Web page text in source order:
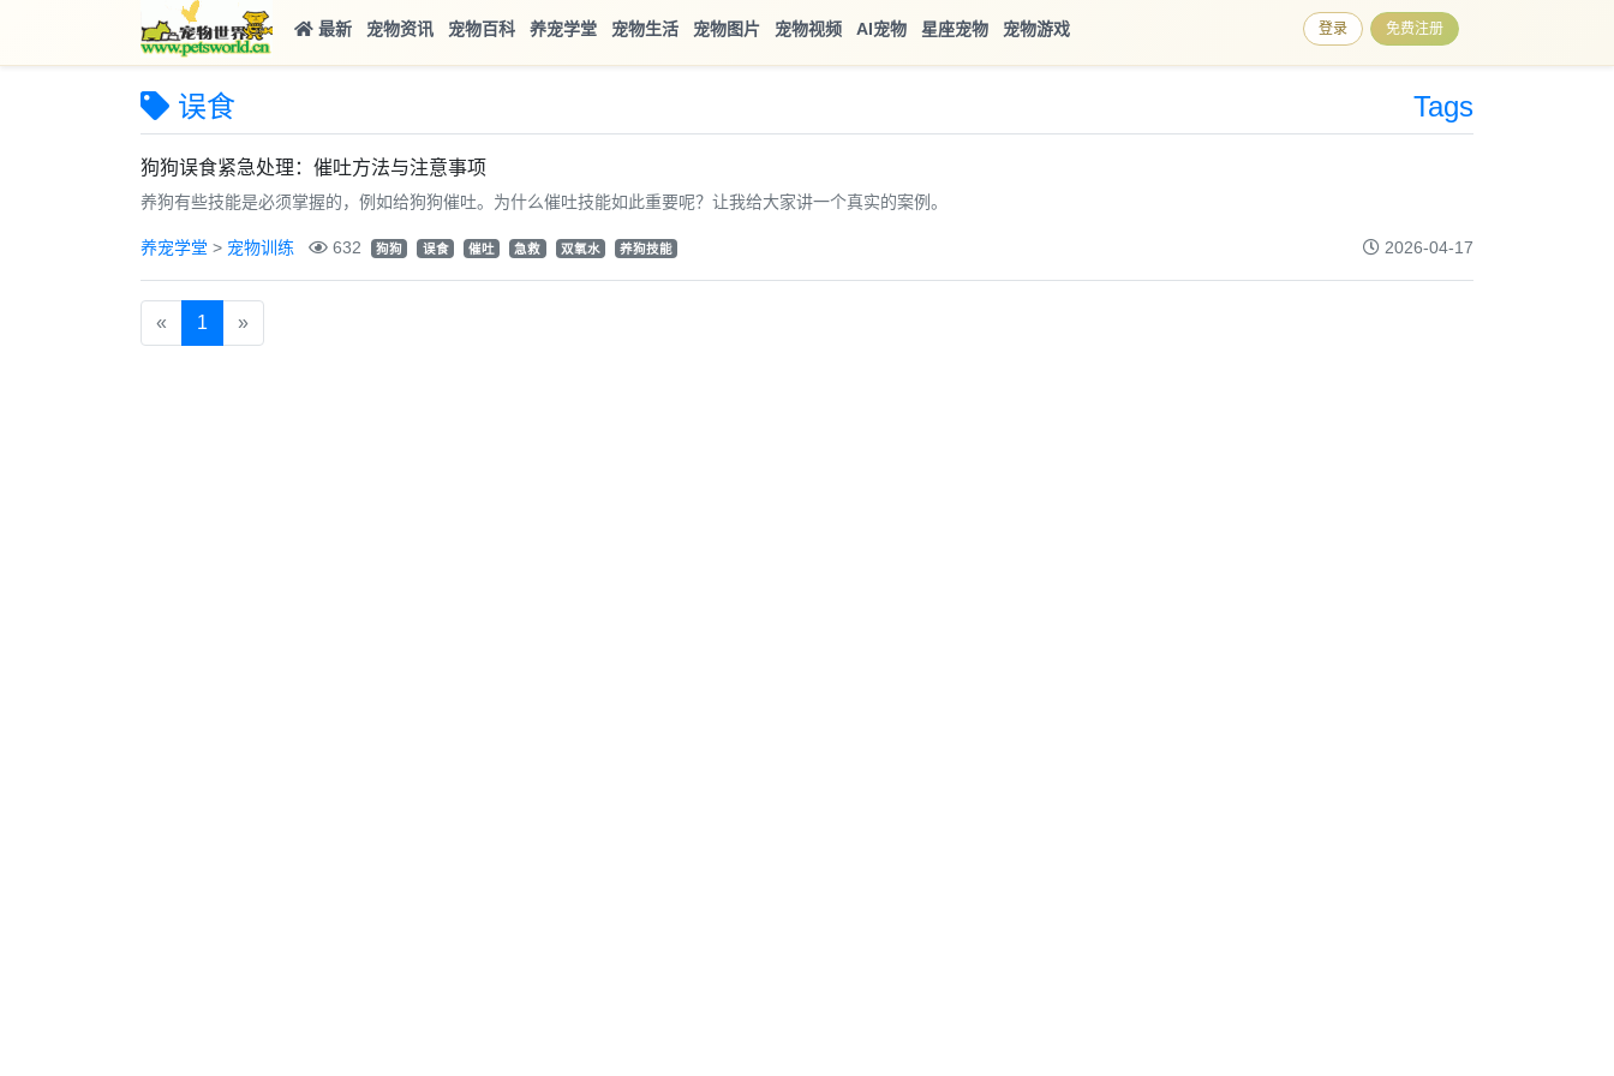
最新 宠物资讯 宠物百科 养宠学堂 宠物生活 宠物图片 宠物视频 AI宠物 星座宠物 宠物游戏 登录 免费注册
误食 Tags
狗狗误食紧急处理：催吐方法与注意事项
养狗有些技能是必须掌握的，例如给狗狗催吐。为什么催吐技能如此重要呢？让我给大家讲一个真实的案例。
养宠学堂 > 宠物训练 632 狗狗 误食 催吐 急救 双氧水 养狗技能 2026-04-17
« 1 »